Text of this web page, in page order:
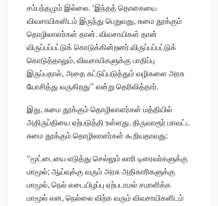
சம்பந்தமும் இல்லை. ‘இந்தத் தொகையை
விவசாயிகளிடம் இருந்து பெறுவது, சுமை தூக்கும்
தொழிலாளர்கள் தான். விவசாயிகள் தான்
விருப்பப்பட்டுக் கொடுக்கின்றனர்.விருப்பப்பட்டுக்
கொடுத்தாலும், விவசாயிகளுக்கு பாதிப்பு
இருப்பதால், அதை கட்டுப்படுத்தும் வழிகளை அரசு
யோசித்து வருகிறது’’ என்று தெரிவித்தார்.
இது, சுமை தூக்கும் தொழிலாளர்கள் மத்தியில்
அதிருப்தியை ஏற்படுத்தி உள்ளது. திருவாரூர் மாவட்ட
சுமை தூக்கும் தொழிலாளர்கள் கூறியதாவது:
‘‘மூட்டையை எடுத்து செல்லும் லாரி டிரைவர்களுக்கு
மாமூல்; ஆய்வுக்கு வரும் அரசு அதிகாரிகளுக்கு
மாமூல், நெல் எடையிழப்பு ஏற்படாமல் சமாளிக்க
மாமூல் என, நெல்லை விற்க வரும் விவசாயிகளிடம்